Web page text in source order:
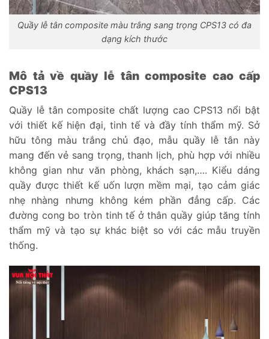
Quầy lễ tân composite màu trắng sang trọng CPS13 có đa
dạng kích thước
Mô tả về quầy lễ tân composite cao cấp
CPS13
Quầy lễ tân composite chất lượng cao CPS13 nổi bật
với thiết kế hiện đại, tinh tế và đầy tính thẩm mỹ. Sở
hữu tông màu trắng chủ đạo, mẫu quầy lễ tân này
mang đến vẻ sang trọng, thanh lịch, phù hợp với nhiều
không gian như văn phòng, khách sạn,…. Kiểu dáng
quầy được thiết kế uốn lượn mềm mại, tạo cảm giác
nhẹ nhàng nhưng không kém phần đẳng cấp. Các
đường cong bo tròn tinh tế ở thân quầy giúp tăng tính
thẩm mỹ và tạo sự khác biệt so với các mẫu truyền
thống.